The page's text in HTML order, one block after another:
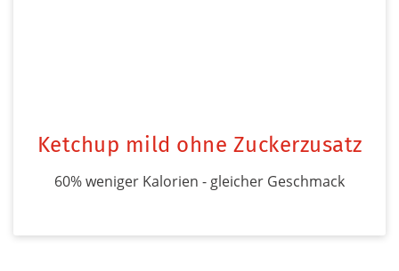
Ketchup mild ohne Zuckerzusatz
60% weniger Kalorien - gleicher Geschmack